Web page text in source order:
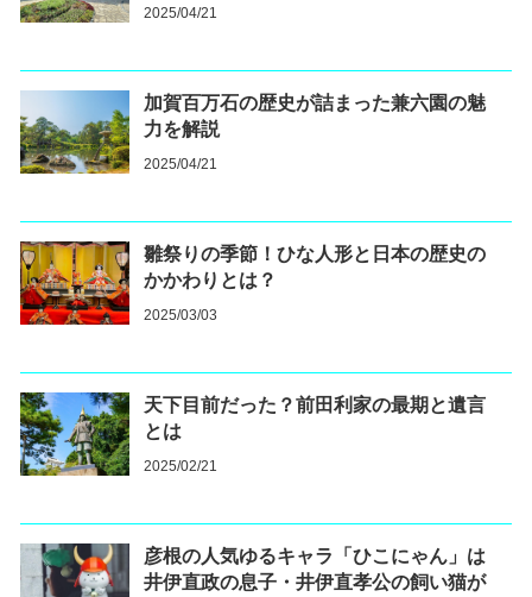
2025/04/21
加賀百万石の歴史が詰まった兼六園の魅
力を解説
2025/04/21
雛祭りの季節！ひな人形と日本の歴史の
かかわりとは？
2025/03/03
天下目前だった？前田利家の最期と遺言
とは
2025/02/21
彦根の人気ゆるキャラ「ひこにゃん」は
井伊直政の息子・井伊直孝公の飼い猫が